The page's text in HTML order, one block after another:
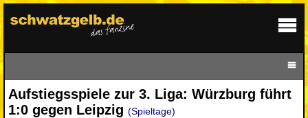
Aufstiegsspiele zur 3. Liga: Würzburg führt
1:0 gegen Leipzig (Spieltage)